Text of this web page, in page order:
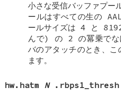
小さな受信バッファプ
ールはすべての生の
ールサイズは 4 と
んで) の 2 の冪乗でな
バのアタッチのとき、
ます。
hw.hatm N
.rbps1_thresh